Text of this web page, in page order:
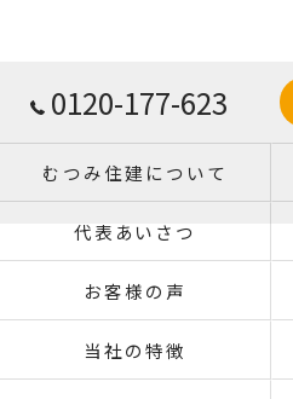
0120-177-623
むつみ住建について
代表あいさつ
お客様の声
当社の特徴